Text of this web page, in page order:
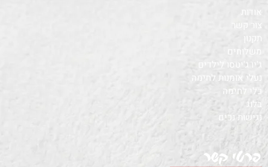
אודות
צור קשר
תקנון
משלוחים
ג'יו ג'יטסו לילדים
נעלי אומנות לחימה
כלי לחימה
בלוג
נגישות נכים